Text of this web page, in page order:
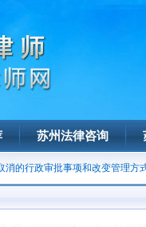
苏州法律咨询
消的行政审批事项和改变管理方